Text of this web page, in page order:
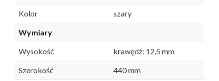
Kolor szary
Wymiary
Wysokość krawędź: 12,5 mm
Szerokość 440 mm